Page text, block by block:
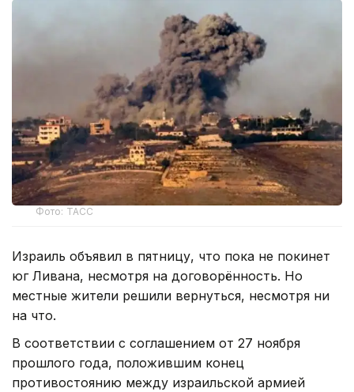
Фото: ТАСС
Израиль объявил в пятницу, что пока не покинет
юг Ливана, несмотря на договорённость. Но
местные жители решили вернуться, несмотря ни
на что.
В соответствии с соглашением от 27 ноября
прошлого года, положившим конец
противостоянию между израильской армией